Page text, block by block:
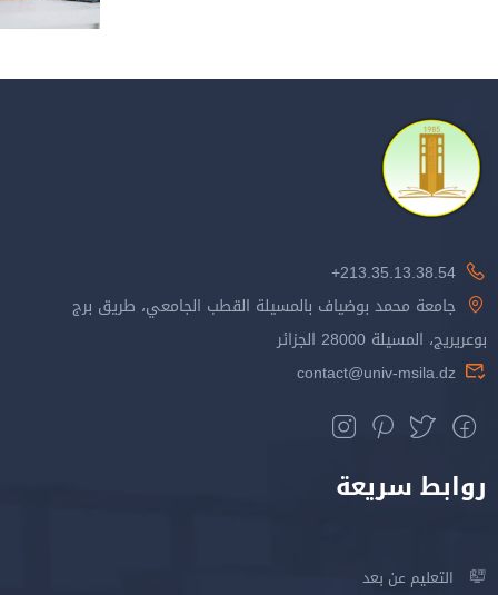
213.35.13.38.54+
جامعة محمد بوضياف بالمسيلة القطب الجامعي، طريق برج
بوعريريج، المسيلة 28000 الجزائر
contact@univ-msila.dz
روابط سريعة
التعليم عن بعد